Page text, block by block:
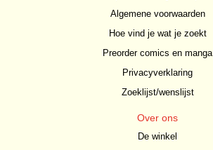
Algemene voorwaarden
Hoe vind je wat je zoekt
Preorder comics en manga
Privacyverklaring
Zoeklijst/wenslijst
Over ons
De winkel